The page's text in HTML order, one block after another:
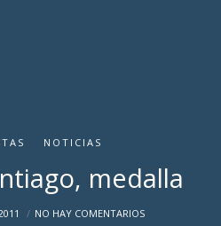
NOTICIAS
medalla
NO HAY COMENTARIOS